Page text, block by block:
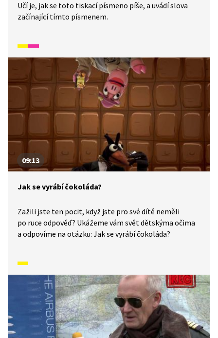
Učí je, jak se toto tiskací písmeno píše, a uvádí slova
začínající tímto písmenem.
09:13
Jak se vyrábí čokoláda?
Zažili jste ten pocit, když jste pro své dítě neměli
po ruce odpověď? Ukážeme vám svět dětskýma očima
a odpovíme na otázku: Jak se vyrábí čokoláda?